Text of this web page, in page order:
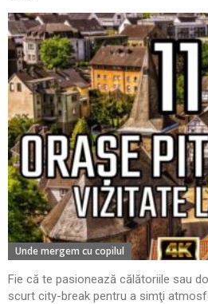
Unde mergem cu copilul
Fie că te pasionează călătoriile sau
scurt city-break pentru a simţi